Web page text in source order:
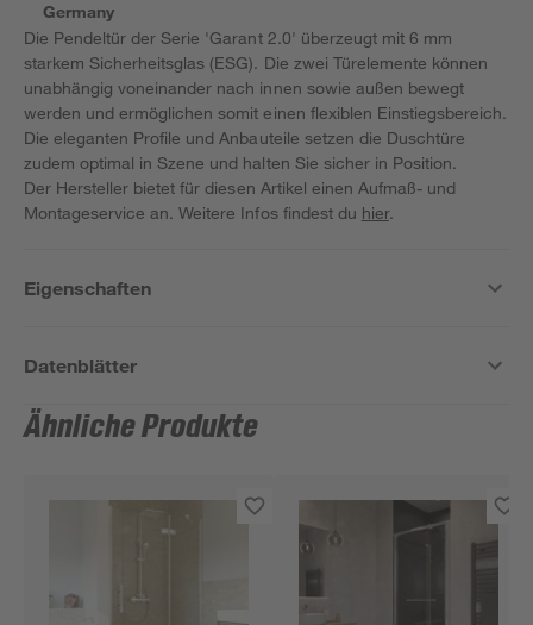
Germany
Die Pendeltür der Serie 'Garant 2.0' überzeugt mit 6 mm
starkem Sicherheitsglas (ESG). Die zwei Türelemente können
unabhängig voneinander nach innen sowie außen bewegt
werden und ermöglichen somit einen flexiblen Einstiegsbereich.
Die eleganten Profile und Anbauteile setzen die Duschtüre
zudem optimal in Szene und halten Sie sicher in Position.
Der Hersteller bietet für diesen Artikel einen Aufmaß- und
Montageservice an. Weitere Infos findest du hier.
Eigenschaften
Datenblätter
Ähnliche Produkte